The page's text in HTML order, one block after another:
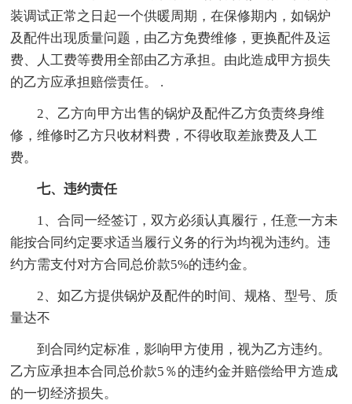
装调试正常之日起一个供暖周期，在保修期内，如锅炉
及配件出现质量问题，由乙方免费维修，更换配件及运
费、人工费等费用全部由乙方承担。由此造成甲方损失
的乙方应承担赔偿责任。 .
2、乙方向甲方出售的锅炉及配件乙方负责终身维
修，维修时乙方只收材料费，不得收取差旅费及人工
费。
七、违约责任
1、合同一经签订，双方必须认真履行，任意一方未
能按合同约定要求适当履行义务的行为均视为违约。违
约方需支付对方合同总价款5%的违约金。
2、如乙方提供锅炉及配件的时间、规格、型号、质
量达不
到合同约定标准，影响甲方使用，视为乙方违约。
乙方应承担本合同总价款5％的违约金并赔偿给甲方造成
的一切经济损失。